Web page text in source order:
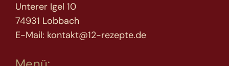
Unterer Igel 10
74931 Lobbach
E-Mail: kontakt@12-rezepte.de